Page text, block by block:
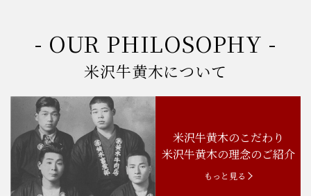
- OUR PHILOSOPHY -
米沢牛黄木について
米沢牛黄木のこだわり
米沢牛黄木の理念のご紹介
もっと見る